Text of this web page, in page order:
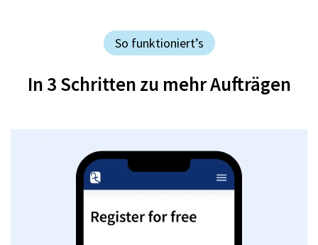
So funktioniert’s
In 3 Schritten zu mehr Aufträgen